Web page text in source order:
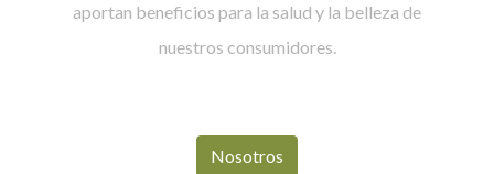
aportan beneficios para la salud y la belleza de
nuestros consumidores.
Nosotros